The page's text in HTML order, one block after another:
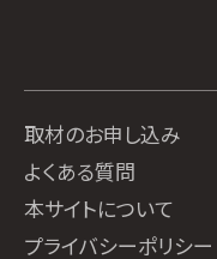
取材のお申し込み
よくある質問
本サイトについて
プライバシーポリシー